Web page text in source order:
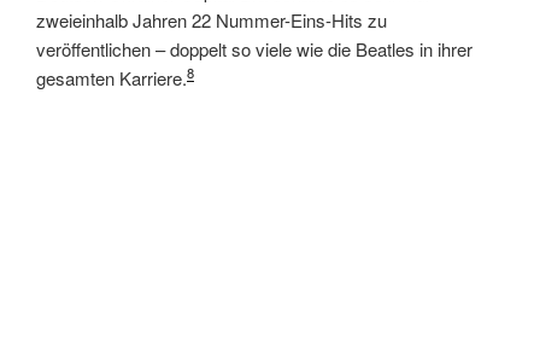
zweieinhalb Jahren 22 Nummer-Eins-Hits zu
veröffentlichen – doppelt so viele wie die Beatles in ihrer
gesamten Karriere.8